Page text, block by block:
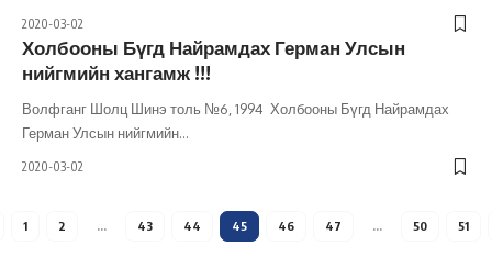
2020-03-02
Холбооны Бүгд Найрамдах Герман Улсын
нийгмийн хангамж !!!
Волфганг Шолц Шинэ толь №6, 1994 Холбооны Бүгд Найрамдах
Герман Улсын нийгмийн…
2020-03-02
1 2 … 43 44 45 46 47 … 50 51